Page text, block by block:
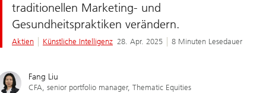
traditionellen Marketing- und
Gesundheitspraktiken verändern.
Aktien Künstliche Intelligenz 28. Apr. 2025 8 Minuten Lesedauer
Fang Liu
CFA, senior portfolio manager, Thematic Equities